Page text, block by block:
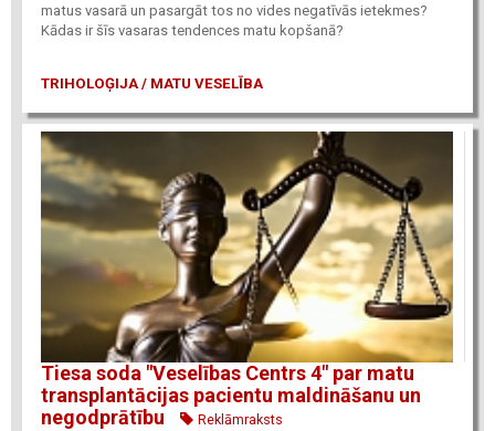
matus vasarā un pasargāt tos no vides negatīvās ietekmes?
Kādas ir šīs vasaras tendences matu kopšanā?
TRIHOLOĢIJA / MATU VESELĪBA
Tiesa soda "Veselības Centrs 4" par matu
transplantācijas pacientu maldināšanu un
negodprātību
Reklāmraksts